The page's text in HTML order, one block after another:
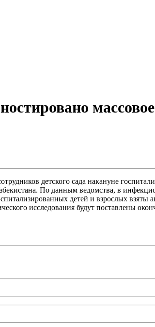
детского сада накануне
По данным ведомства, в
детей и взрослых взяты
исследования будут поставлены